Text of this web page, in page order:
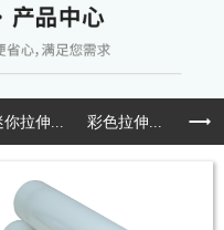
拉伸... 彩色拉伸... 预